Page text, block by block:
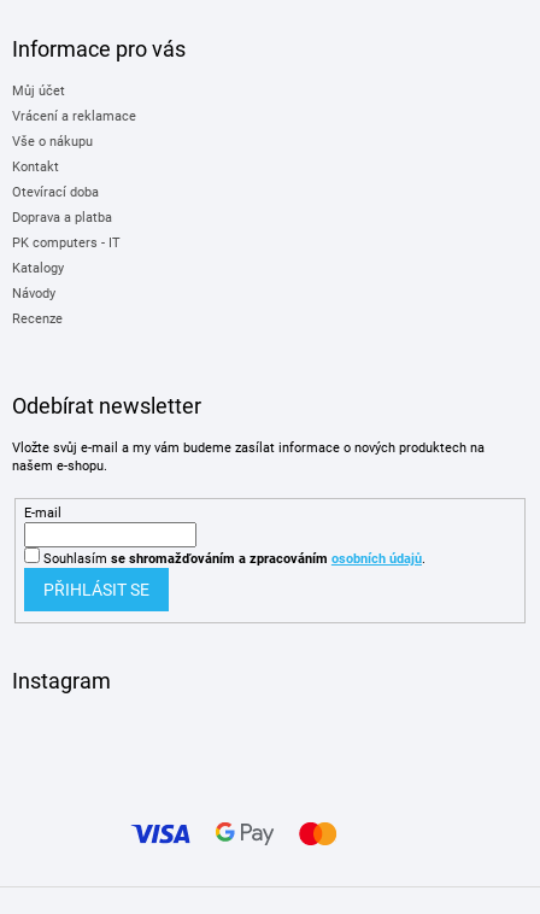
Informace pro vás
Můj účet
Vrácení a reklamace
Vše o nákupu
Kontakt
Otevírací doba
Doprava a platba
PK computers - IT
Katalogy
Návody
Recenze
Odebírat newsletter
Vložte svůj e-mail a my vám budeme zasílat informace o nových produktech na
našem e-shopu.
E-mail
Souhlasím se shromažďováním a zpracováním osobních údajů.
PŘIHLÁSIT SE
Instagram